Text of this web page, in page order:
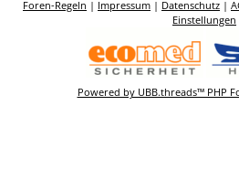
Foren-Regeln | Impressum | Datenschutz |
Einstellungen
Powered by UBB.threads™ PHP